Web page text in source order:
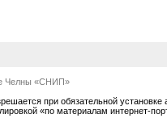
Челны «СНИП»
при обязательной установке
«по материалам интернет-